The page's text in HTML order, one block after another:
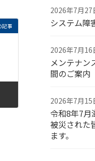
記事
2026年7月27
システム障
2026年7月16
メンテナン
間のご案内
2026年7月15
令和8年7月
被災された
ます。